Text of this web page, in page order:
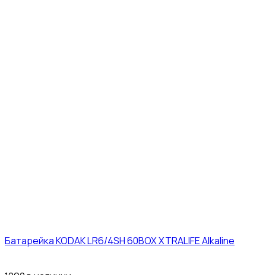
Батарейка KODAK LR6/4SH 60BOX XTRALIFE Alkaline